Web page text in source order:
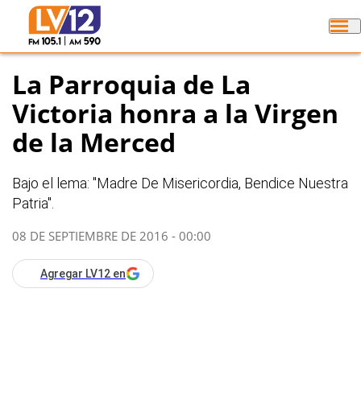
La Parroquia de La
Victoria honra a la Virgen
de la Merced
Bajo el lema: "Madre De Misericordia, Bendice Nuestra
Patria".
08 DE SEPTIEMBRE DE 2016 - 00:00
Agregar LV12 en